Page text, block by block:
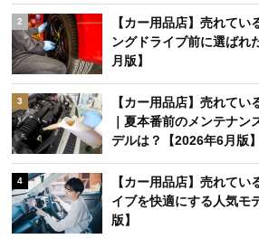
2
【カー用品店】売れて
ングドライブ前に選ばれ
月版】
3
【カー用品店】売れて
｜夏本番前のメンテナ
デルは？【2026年6月版】
4
【カー用品店】売れて
イブを快適にする人気モ
版】